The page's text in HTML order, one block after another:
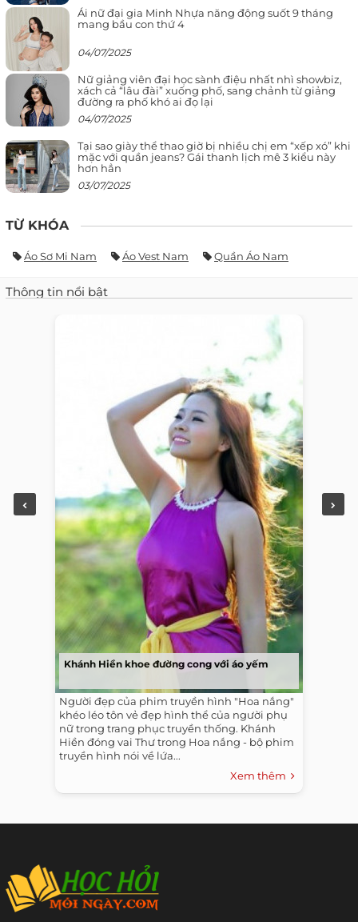
Ái nữ đại gia Minh Nhựa năng động suốt 9 tháng
mang bầu con thứ 4
04/07/2025
Nữ giảng viên đại học sành điệu nhất nhì showbiz,
xách cả “lâu đài” xuống phố, sang chảnh từ giảng
đường ra phố khó ai đọ lại
04/07/2025
Tại sao giày thể thao giờ bị nhiều chị em “xếp xó” khi
mặc với quần jeans? Gái thanh lịch mê 3 kiểu này
hơn hẳn
03/07/2025
TỪ KHÓA
Áo Sơ Mi Nam Áo Vest Nam Quần Áo Nam
Thông tin nổi bật
Khánh Hiền khoe đường cong với áo yếm
Người đẹp của phim truyền hình "Hoa nắng"
khéo léo tôn vẻ đẹp hình thể của người phụ
nữ trong trang phục truyền thống. Khánh
Hiền đóng vai Thư trong Hoa nắng - bộ phim
truyền hình nói về lứa...
Xem thêm